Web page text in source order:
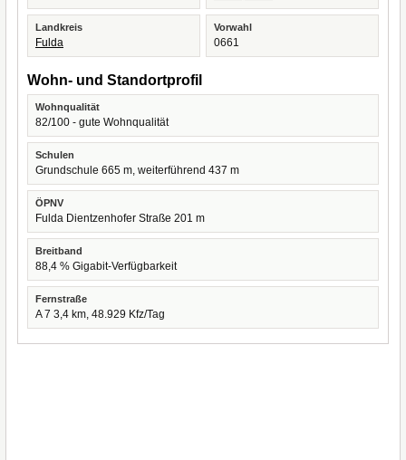
Landkreis
Fulda
Vorwahl
0661
Wohn- und Standortprofil
Wohnqualität
82/100 - gute Wohnqualität
Schulen
Grundschule 665 m, weiterführend 437 m
ÖPNV
Fulda Dientzenhofer Straße 201 m
Breitband
88,4 % Gigabit-Verfügbarkeit
Fernstraße
A 7 3,4 km, 48.929 Kfz/Tag